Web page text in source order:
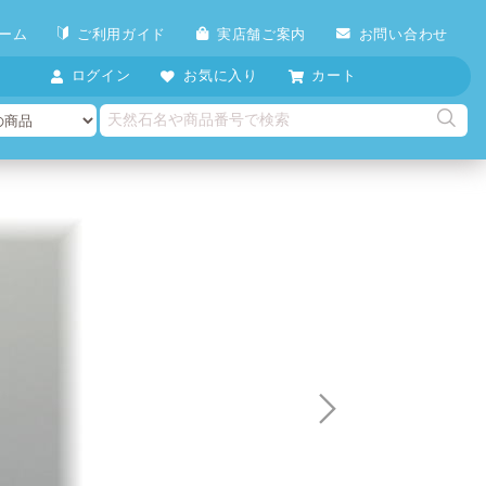
ム ご利用ガイド 実店舗ご案内 お問い合わせ
ログイン お気に入り カート